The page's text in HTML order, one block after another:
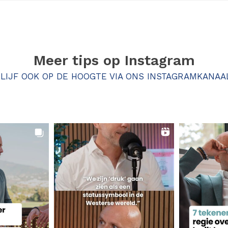
Meer tips op Instagram
OOK OP DE HOOGTE VIA ONS